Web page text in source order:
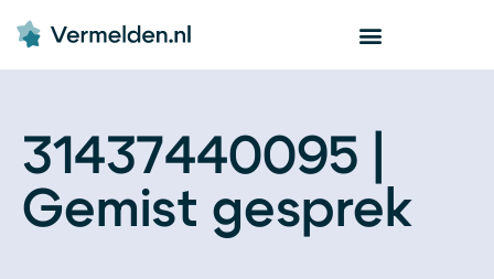
31437440095 |
Gemist gesprek